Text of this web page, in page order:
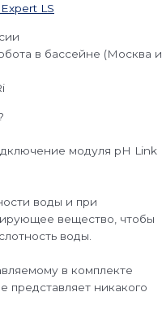
в бассейне (Москва и
модуля pH Link
воды и при
вещество, чтобы
воды.
в комплекте
представляет никакого